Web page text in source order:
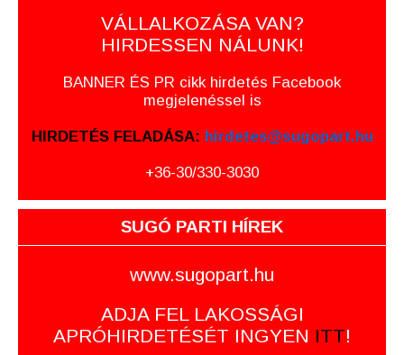
VÁLLALKOZÁSA VAN?
HIRDESSEN NÁLUNK!
BANNER ÉS PR cikk hirdetés Facebook
megjelenéssel is
HIRDETÉS FELADÁSA: hirdetes@sugopart.hu
+36-30/330-3030
SUGÓ PARTI HÍREK
www.sugopart.hu
ADJA FEL LAKOSSÁGI
APRÓHIRDETÉSÉT INGYEN ITT!